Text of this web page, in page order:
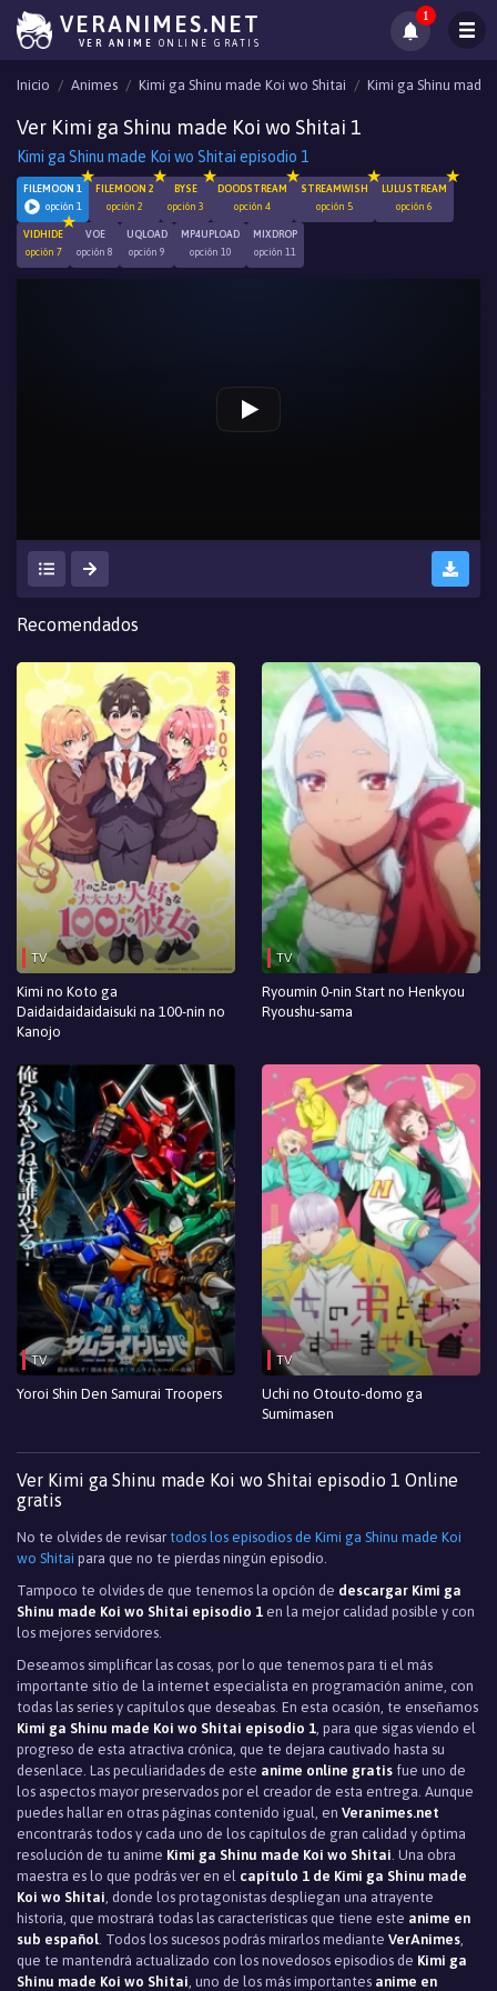
VERANIMES.NET
VER ANIME ONLINE GRATIS
1
Inicio Animes Kimi ga Shinu made Koi wo Shitai Kimi ga Shinu
Ver Kimi ga Shinu made Koi wo Shitai 1
Kimi ga Shinu made Koi wo Shitai episodio 1
FILEMOON 1
opción 1
FILEMOON 2
opción 2
BYSE
opción 3
DOODSTREAM
opción 4
STREAMWISH
opción 5
LULUSTREAM
opción 6
VIDHIDE
opción 7
VOE
opción 8
UQLOAD
opción 9
MP4UPLOAD
opción 10
MIXDROP
opción 11
Recomendados
TV
Kimi no Koto ga
Daidaidaidaidaisuki na 100-nin no
Kanojo
TV
Ryoumin 0-nin Start no Henkyou
Ryoushu-sama
TV
Yoroi Shin Den Samurai Troopers
TV
Uchi no Otouto-domo ga
Sumimasen
Ver Kimi ga Shinu made Koi wo Shitai episodio 1 Online
gratis
No te olvides de revisar todos los episodios de Kimi ga Shinu made Koi
wo Shitai para que no te pierdas ningún episodio.
Tampoco te olvides de que tenemos la opción de descargar Kimi ga
Shinu made Koi wo Shitai episodio 1 en la mejor calidad posible y con
los mejores servidores.
Deseamos simplificar las cosas, por lo que tenemos para ti el más
importante sitio de la internet especialista en programación anime, con
todas las series y capítulos que deseabas. En esta ocasión, te enseñamos
Kimi ga Shinu made Koi wo Shitai episodio 1, para que sigas viendo el
progreso de esta atractiva crónica, que te dejara cautivado hasta su
desenlace. Las peculiaridades de este anime online gratis fue uno de
los aspectos mayor preservados por el creador de esta entrega. Aunque
puedes hallar en otras páginas contenido igual, en Veranimes.net
encontrarás todos y cada uno de los capítulos de gran calidad y óptima
resolución de tu anime Kimi ga Shinu made Koi wo Shitai. Una obra
maestra es lo que podrás ver en el capítulo 1 de Kimi ga Shinu made
Koi wo Shitai, donde los protagonistas despliegan una atrayente
historia, que mostrará todas las características que tiene este anime en
sub español. Todos los sucesos podrás mirarlos mediante VerAnimes,
que te mantendrá actualizado con los novedosos episodios de Kimi ga
Shinu made Koi wo Shitai, uno de los más importantes anime en